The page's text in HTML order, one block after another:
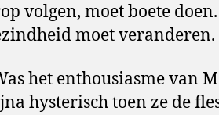
volgen, moet boete
moet veranderen.
het enthousiasme van
hysterisch toen ze de